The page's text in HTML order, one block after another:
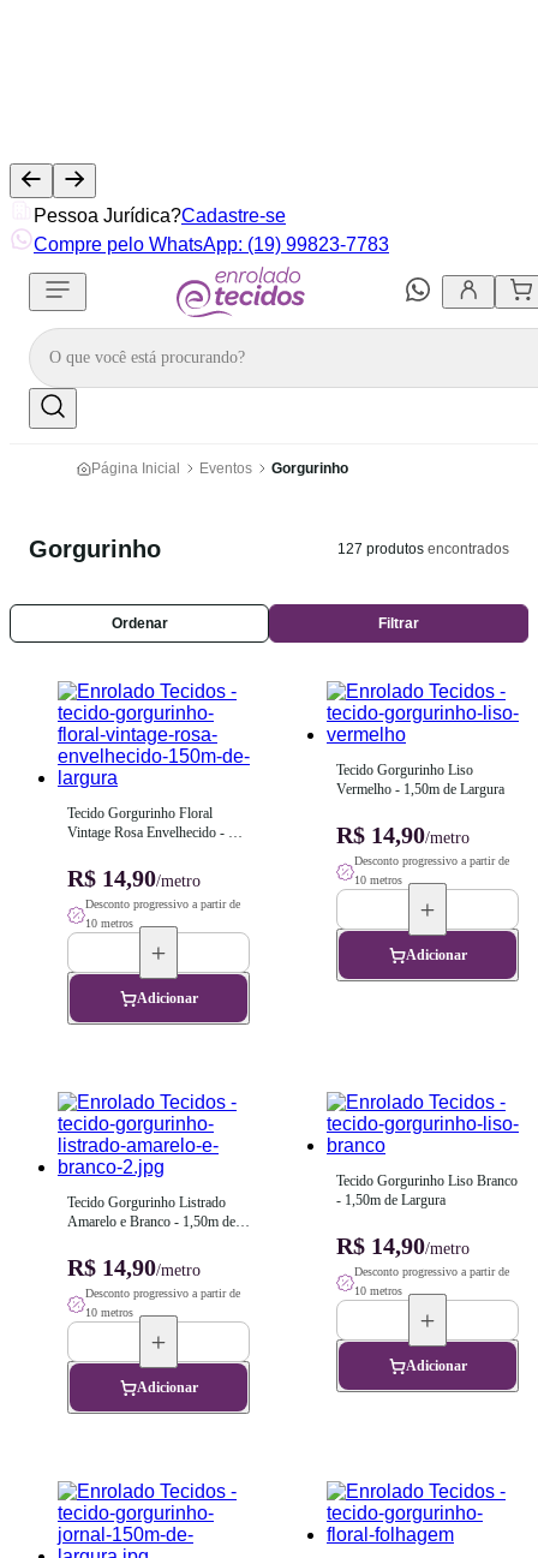
Pessoa Jurídica?Cadastre-se
Compre pelo WhatsApp: (19) 99823-7783
Página Inicial Eventos Gorgurinho
Gorgurinho 127 produtos encontrados
Ordenar Filtrar
Tecido Gorgurinho Floral
Vintage Rosa Envelhecido -
R$ 14,90/metro
Desconto progressivo a partir de
10 metros
Adicionar
Tecido Gorgurinho Liso
Vermelho - 1,50m de Largura
R$ 14,90/metro
Desconto progressivo a partir de
10 metros
Adicionar
Tecido Gorgurinho Listrado
Amarelo e Branco - 1,50m de
R$ 14,90/metro
Desconto progressivo a partir de
10 metros
Adicionar
Tecido Gorgurinho Liso Branco
- 1,50m de Largura
R$ 14,90/metro
Desconto progressivo a partir de
10 metros
Adicionar